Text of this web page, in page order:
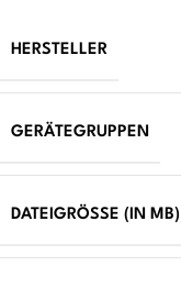
HERSTELLER
GERÄTEGRUPPEN
DATEIGRÖSSE (IN MB)